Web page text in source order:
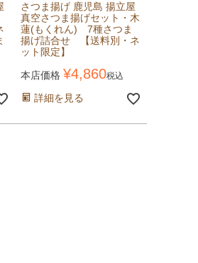
さつま揚げ 鹿児島 揚立屋
真空さつま揚げセット・木
蓮(もくれん) 7種さつま
揚げ詰合せ 【送料別・ネ
ット限定】
本店価格 ¥4,860税込
詳細を見る